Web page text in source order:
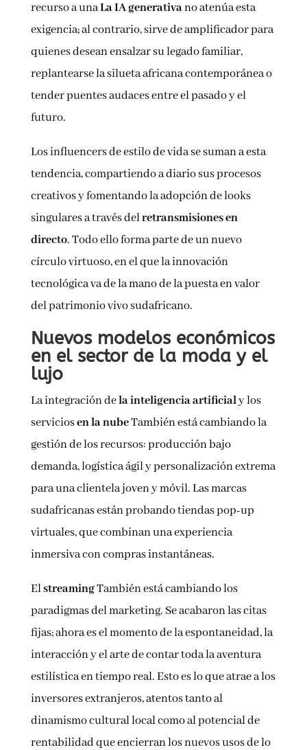
recurso a unaLa IA generativano atenúa esta
exigencia; al contrario, sirve de amplificador para
quienes desean ensalzar su legado familiar,
replantearse la silueta africana contemporánea o
tender puentes audaces entre el pasado y el
futuro.
Los influencers de estilo de vida se suman a esta
tendencia, compartiendo a diario sus procesos
creativos y fomentando la adopción de looks
singulares a través delretransmisiones en
directo. Todo ello forma parte de un nuevo
círculo virtuoso, en el que la innovación
tecnológica va de la mano de la puesta en valor
del patrimonio vivo sudafricano.
Nuevos modelos económicos
en el sector de la moda y el
lujo
La integración dela inteligencia artificialy los
serviciosen la nubeTambién está cambiando la
gestión de los recursos: producción bajo
demanda, logística ágil y personalización extrema
para una clientela joven y móvil. Las marcas
sudafricanas están probando tiendas pop-up
virtuales, que combinan una experiencia
inmersiva con compras instantáneas.
ElstreamingTambién está cambiando los
paradigmas del marketing. Se acabaron las citas
fijas; ahora es el momento de la espontaneidad, la
interacción y el arte de contar toda la aventura
estilística en tiempo real. Esto es lo que atrae a los
inversores extranjeros, atentos tanto al
dinamismo cultural local como al potencial de
rentabilidad que encierran los nuevos usos de lo